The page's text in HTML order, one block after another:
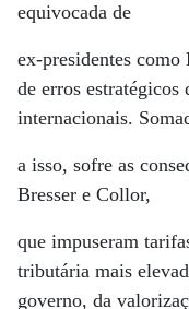
equivocada de
ex-presidentes
de erros estratégicos
internacionais.
a isso, sofre as
Bresser e Collor,
que impuseram
tributária mais
governo, da